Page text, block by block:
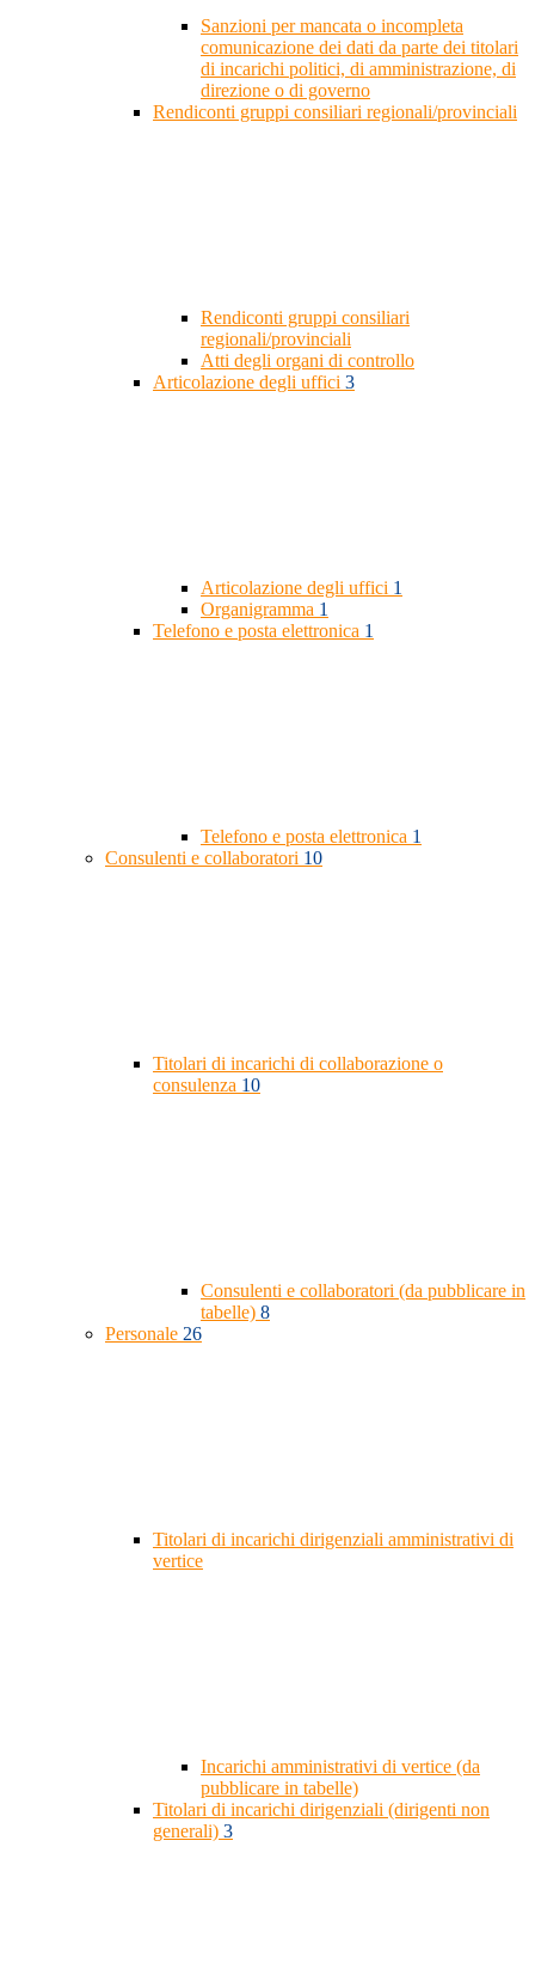
Sanzioni per mancata o incompleta
comunicazione dei dati da parte dei titolari
di incarichi politici, di amministrazione, di
direzione o di governo
Rendiconti gruppi consiliari regionali/provinciali
Rendiconti gruppi consiliari
regionali/provinciali
Atti degli organi di controllo
Articolazione degli uffici 3
Articolazione degli uffici 1
Organigramma 1
Telefono e posta elettronica 1
Telefono e posta elettronica 1
Consulenti e collaboratori 10
Titolari di incarichi di collaborazione o
consulenza 10
Consulenti e collaboratori (da pubblicare in
tabelle) 8
Personale 26
Titolari di incarichi dirigenziali amministrativi di
vertice
Incarichi amministrativi di vertice (da
pubblicare in tabelle)
Titolari di incarichi dirigenziali (dirigenti non
generali) 3